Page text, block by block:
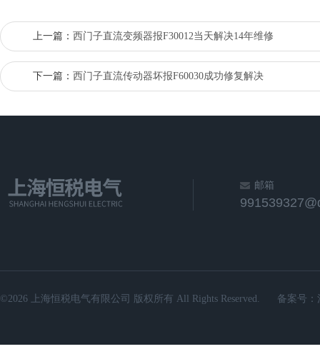
上一篇： 西门子直流变频器报F30012当天解决14年维修
下一篇： 西门子直流传动器坏报F60030成功修复解决
邮箱
©2026 上海恒税电气有限公司 版权所有 All Rights Reserved. 备案号：